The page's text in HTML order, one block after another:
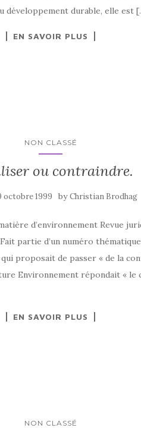
développement durable, elle est
EN SAVOIR PLUS
NON CLASSÉ
ou contraindre.
octobre 1999 byChristian Brodhag
d’environnement Revue
partie d’un numéro
proposait de passer « de la
Environnement répondait « le
EN SAVOIR PLUS
NON CLASSÉ